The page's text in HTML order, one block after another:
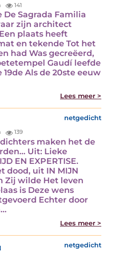
141
Sagrada Familia
zijn architect
plaats heeft
en tekende Tot het
had Was gecreëerd,
Gaudí leefde
Als de 20ste eeuw
Lees meer >
netgedicht
139
maken het de
Uit: Lieke
EN EXPERTISE.
dood, uit IN MIJN
Zij wilde Het leven
is Deze wens
Echter door
Lees meer >
netgedicht